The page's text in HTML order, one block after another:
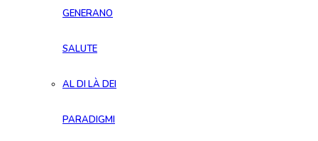
GENERANO
SALUTE
AL DI LÀ DEI
PARADIGMI